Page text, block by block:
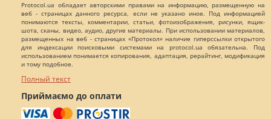
Protocol.ua обладает авторскими правами на информацию, размещенную на
веб - страницах данного ресурса, если не указано иное. Под информацией
понимаются тексты, комментарии, статьи, фотоизображения, рисунки, ящик-
шота, сканы, видео, аудио, другие материалы. При использовании материалов,
размещенных на веб - страницах «Протокол» наличие гиперссылки открытого
для индексации поисковыми системами на protocol.ua обязательна. Под
использованием понимается копирования, адаптация, рерайтинг, модификация
и тому подобное.
Полный текст
Приймаємо до оплати